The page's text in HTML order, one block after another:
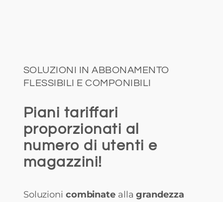
SOLUZIONI IN ABBONAMENTO
FLESSIBILI E COMPONIBILI
Piani tariffari
proporzionati al
numero di utenti e
magazzini!
Soluzioni combinateallagrandezza